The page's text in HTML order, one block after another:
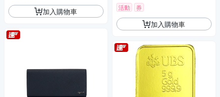
加入購物車 活動 券
加入購物車